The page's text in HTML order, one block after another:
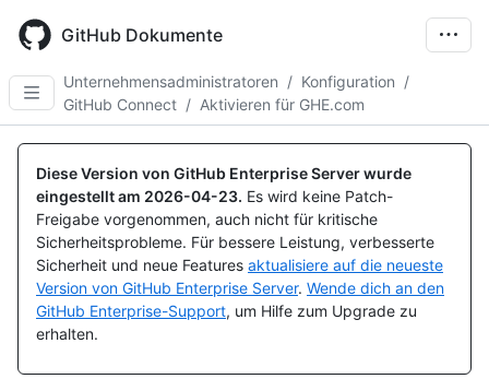
main
content
GitHub Dokumente
Unternehmensadministratoren / Konfiguration /
GitHub Connect / Aktivieren für GHE.com
Diese Version von GitHub Enterprise Server wurde
eingestellt am 2026-04-23. Es wird keine Patch-
Freigabe vorgenommen, auch nicht für kritische
Sicherheitsprobleme. Für bessere Leistung, verbesserte
Sicherheit und neue Features aktualisiere auf die neueste
Version von GitHub Enterprise Server. Wende dich an den
GitHub Enterprise-Support, um Hilfe zum Upgrade zu
erhalten.